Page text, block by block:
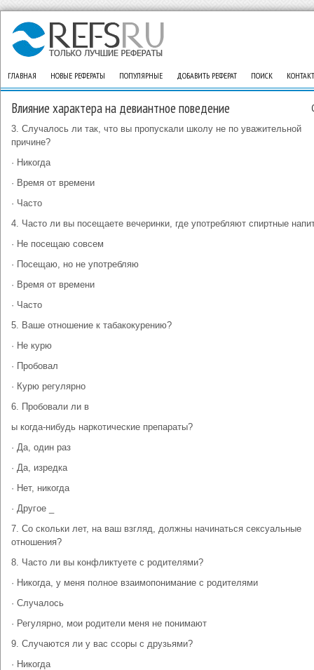
ГЛАВНАЯ НОВЫЕ РЕФЕРАТЫ ПОПУЛЯРНЫЕ ДОБАВИТЬ РЕФЕРАТ ПОИСК
Влияние характера на девиантное поведение
3. Случалось ли так, что вы пропускали школу не по уважительной
причине?
· Никогда
· Время от времени
· Часто
4. Часто ли вы посещаете вечеринки, где употребляют спиртные
· Не посещаю совсем
· Посещаю, но не употребляю
· Время от времени
· Часто
5. Ваше отношение к табакокурению?
· Не курю
· Пробовал
· Курю регулярно
6. Пробовали ли в
ы когда-нибудь наркотические препараты?
· Да, один раз
· Да, изредка
· Нет, никогда
· Другое _
7. Со скольки лет, на ваш взгляд, должны начинаться сексуальные
отношения?
8. Часто ли вы конфликтуете с родителями?
· Никогда, у меня полное взаимопонимание с родителями
· Случалось
· Регулярно, мои родители меня не понимают
9. Случаются ли у вас ссоры с друзьями?
· Никогда